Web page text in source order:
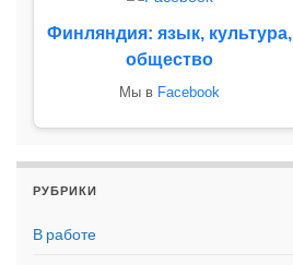
Финляндия: язык, культура,
общество
Мы в Facebook
РУБРИКИ
В работе